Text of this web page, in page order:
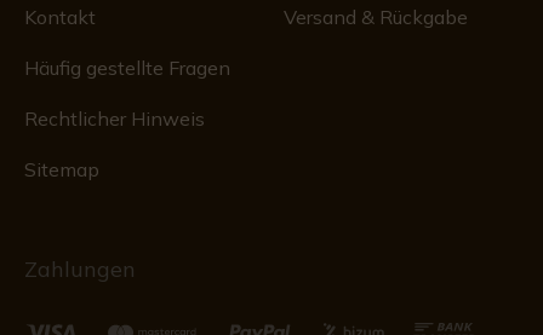
Kontakt
Häufig gestellte Fragen
Rechtlicher Hinweis
Sitemap
Versand & Rückgabe
Zahlungen